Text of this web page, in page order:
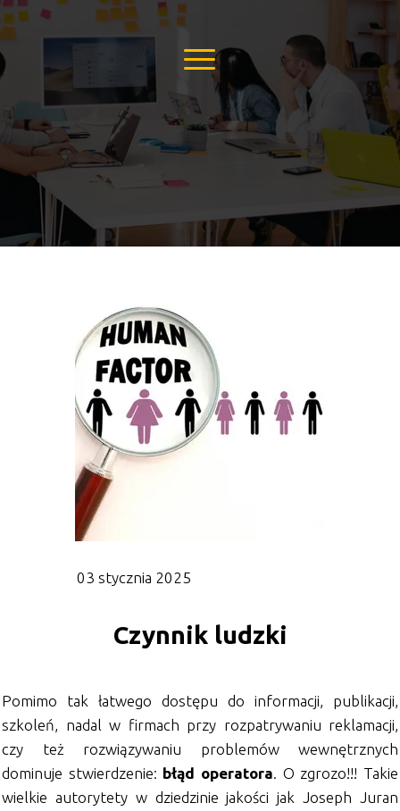
03 stycznia 2025
Czynnik ludzki
Pomimo tak łatwego dostępu do informacji, publikacji,
szkoleń, nadal w firmach przy rozpatrywaniu reklamacji,
czy też rozwiązywaniu problemów wewnętrznych
dominuje stwierdzenie: błąd operatora. O zgrozo!!! Takie
wielkie autorytety w dziedzinie jakości jak Joseph Juran